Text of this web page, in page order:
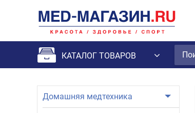
КАТАЛОГ ТОВАРОВ
Домашняя медтехника